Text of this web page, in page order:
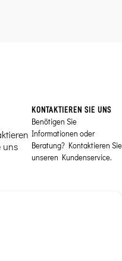
KONTAKTIEREN SIE UNS
Benötigen Sie
Informationen oder
Beratung? Kontaktieren Sie
unseren Kundenservice.